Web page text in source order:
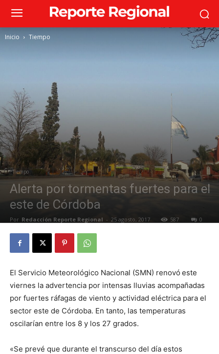
Inicio Tiempo
Tiempo
Alerta por tormentas fuertes para el
este de Córdoba
Por Redacción Reporte Regional - 25 agosto, 2017 587 0
El Servicio Meteorológico Nacional (SMN) renovó este
viernes la advertencia por intensas lluvias acompañadas
por fuertes ráfagas de viento y actividad eléctrica para el
sector este de Córdoba. En tanto, las temperaturas
oscilarían entre los 8 y los 27 grados.
«Se prevé que durante el transcurso del día estos